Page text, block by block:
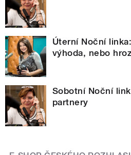
Úterní Noční
výhoda, nebo
Sobotní Noční
partnery